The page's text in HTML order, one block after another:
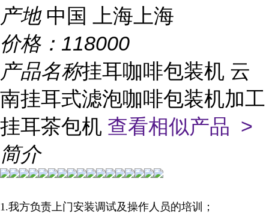
产地 中国 上海上海
价格： 118000
产品名称挂耳咖啡包装机 云
南挂耳式滤泡咖啡包装机加工
挂耳茶包机 查看相似产品 >
简介
1.我方负责上门安装调试及操作人员的培训；